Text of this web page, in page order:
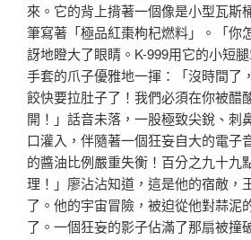
來。它的背上揹著一個像是小型瓦斯
筆寫著「極品紅棗枸杞燃料」。「
訝地瞪大了眼睛。K-999用它的小短
手套的爪子優雅地一揮：「沒時間了
餃快要拉肚子了！我們必須在你被醋
開！」話音未落，一股極致尖銳、刺
口灌入，伴隨著一個狂妄自大的電子
的醬油比例嚴重失衡！百分之九十九
理！」廖沾沾知道，這是他的宿敵，
了。他的宇宙冒險，被迫從他對蒜泥
了。一個狂妄的影子佔滿了那扇被撞